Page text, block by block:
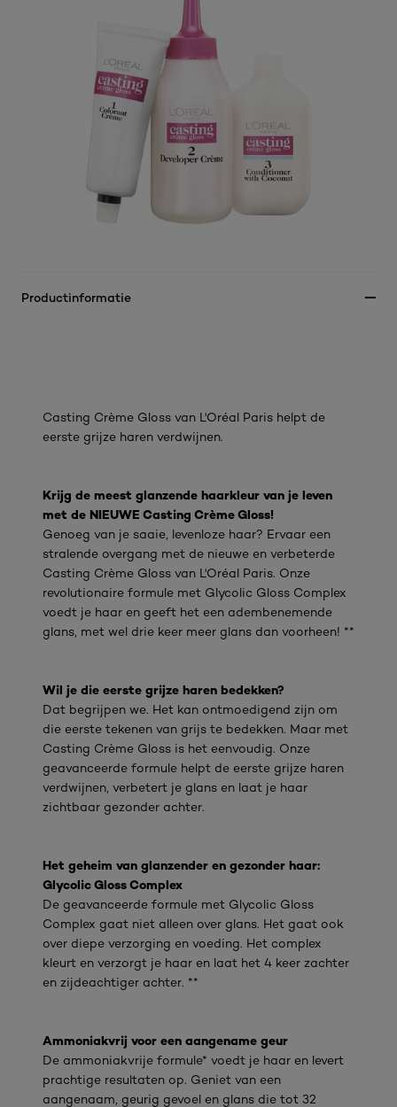
Productinformatie
Casting Crème Gloss van L'Oréal Paris helpt de
eerste grijze haren verdwijnen.
Krijg de meest glanzende haarkleur van je leven
met de NIEUWE Casting Crème Gloss!
Genoeg van je saaie, levenloze haar? Ervaar een
stralende overgang met de nieuwe en verbeterde
Casting Crème Gloss van L'Oréal Paris. Onze
revolutionaire formule met Glycolic Gloss Complex
voedt je haar en geeft het een adembenemende
glans, met wel drie keer meer glans dan voorheen! **
Wil je die eerste grijze haren bedekken?
Dat begrijpen we. Het kan ontmoedigend zijn om
die eerste tekenen van grijs te bedekken. Maar met
Casting Crème Gloss is het eenvoudig. Onze
geavanceerde formule helpt de eerste grijze haren
verdwijnen, verbetert je glans en laat je haar
zichtbaar gezonder achter.
Het geheim van glanzender en gezonder haar:
Glycolic Gloss Complex
De geavanceerde formule met Glycolic Gloss
Complex gaat niet alleen over glans. Het gaat ook
over diepe verzorging en voeding. Het complex
kleurt en verzorgt je haar en laat het 4 keer zachter
en zijdeachtiger achter. **
Ammoniakvrij voor een aangename geur
De ammoniakvrije formule* voedt je haar en levert
prachtige resultaten op. Geniet van een
aangenaam, geurig gevoel en glans die tot 32